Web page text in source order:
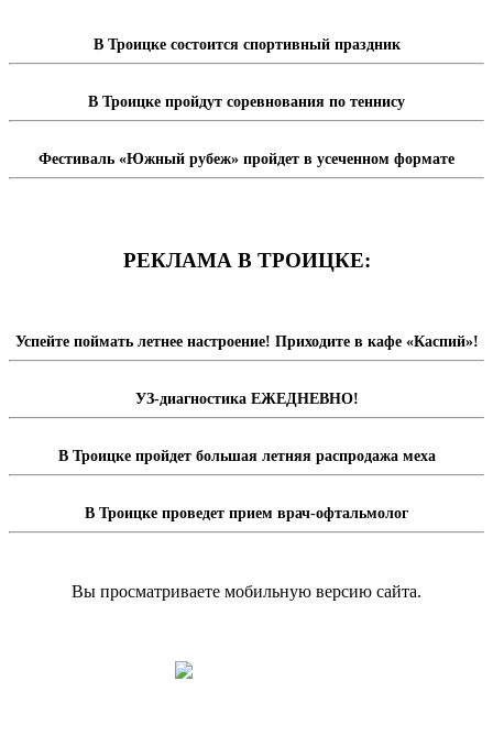
В Троицке состоится спортивный праздник
В Троицке пройдут соревнования по теннису
Фестиваль «Южный рубеж» пройдет в усеченном формате
РЕКЛАМА В ТРОИЦКЕ:
Успейте поймать летнее настроение! Приходите в кафе «Каспий»!
УЗ-диагностика ЕЖЕДНЕВНО!
В Троицке пройдет большая летняя распродажа меха
В Троицке проведет прием врач-офтальмолог
Вы просматриваете мобильную версию сайта.